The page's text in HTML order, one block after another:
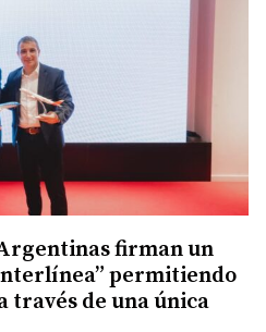
firman un
permitiendo
través de una única